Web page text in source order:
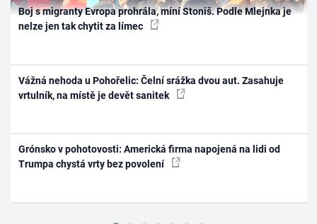
Boj s migranty Evropa prohrála, míní Stoniš. Podle Mlejnka je
nelze jen tak chytit za límec
Vážná nehoda u Pohořelic: Čelní srážka dvou aut. Zasahuje
vrtulník, na místě je devět sanitek
Grónsko v pohotovosti: Americká firma napojená na lidi od
Trumpa chystá vrty bez povolení